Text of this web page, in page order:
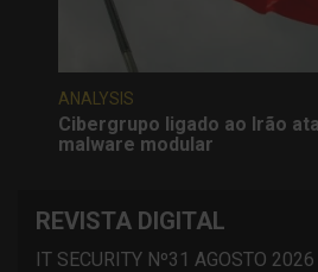
ANALYSIS
Cibergrupo ligado ao Irão
malware modular
REVISTA DIGITAL
IT SECURITY Nº31 AGOSTO 2026